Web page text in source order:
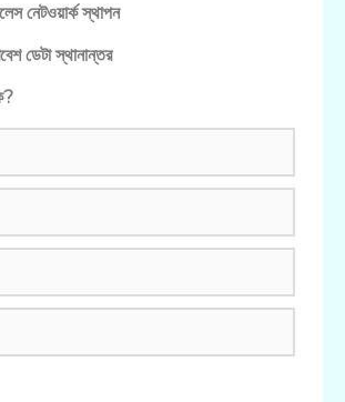
নেটওয়ার্ক স্থাপন
ডেটা স্থানান্তর